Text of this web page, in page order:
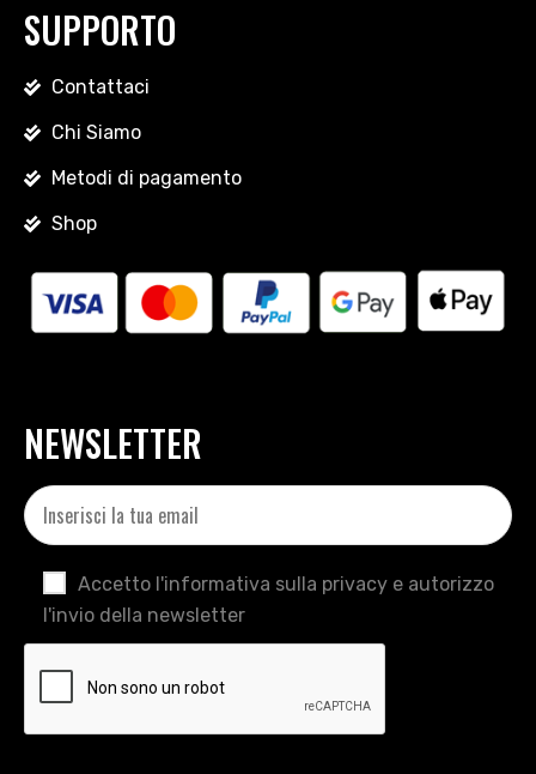
SUPPORTO
Contattaci
Chi Siamo
Metodi di pagamento
Shop
NEWSLETTER
Accetto l'informativa sulla privacy e autorizzo
l'invio della newsletter